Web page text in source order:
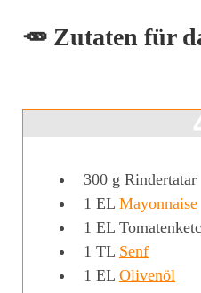
🥕 Zutaten für
300 g Rindertatar
1 EL Mayonnaise
1 EL
1 TL Senf
1 EL Olivenöl